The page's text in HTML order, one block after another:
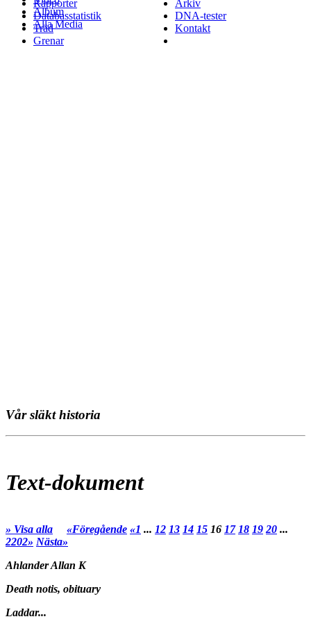
Album
Alla Media
Rapporter
Databasstatistik
Träd
Grenar
Arkiv
DNA-tester
Kontakt
Vår släkt historia
Text-dokument
» Visa alla «Föregående «1 ... 12 13 14 15 16 17 18 19 20 ...
2202» Nästa»
Ahlander Allan K
Death notis, obituary
Laddar...